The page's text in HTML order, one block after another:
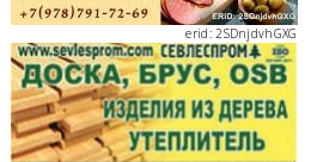
erid: 2SDnjdvhGXG